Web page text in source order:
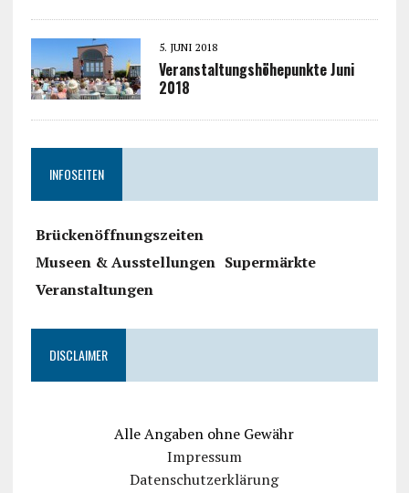
5. JUNI 2018
Veranstaltungshöhepunkte Juni
2018
INFOSEITEN
Brückenöffnungszeiten
Museen & Ausstellungen Supermärkte
Veranstaltungen
DISCLAIMER
Alle Angaben ohne Gewähr
Impressum
Datenschutzerklärung